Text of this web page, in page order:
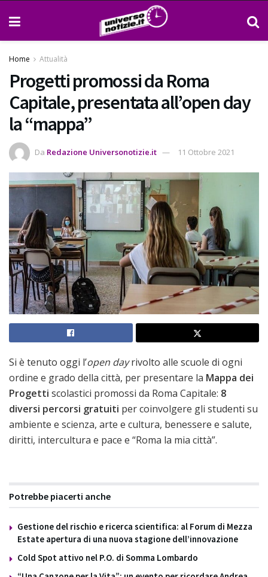
Home Attualità
Progetti promossi da Roma
Capitale, presentata all’open day
la “mappa”
Da Redazione Universonotizie.it 11 Ottobre 2021
Si è tenuto oggi l’open dayrivolto alle scuole di ogni
ordine e grado della città, per presentare la Mappa dei
Progetti scolastici promossi da Roma Capitale: 8
diversi percorsi gratuiti per coinvolgere gli studenti su
ambiente e scienza, arte e cultura, benessere e salute,
diritti, intercultura e pace e “Roma la mia città”.
Potrebbe piacerti anche
Gestione del rischio e ricerca scientifica: al Forum di Mezza
Estate apertura di una nuova stagione dell’innovazione
Cold Spot attivo nel P.O. di Somma Lombardo